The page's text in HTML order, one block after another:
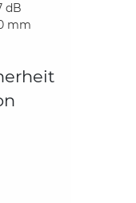
dB
mm